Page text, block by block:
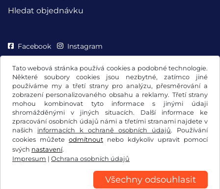
Tato webová stránka používá cookies a podobné technologie.
Některé soubory cookies jsou nezbytné, zatímco jiné
používáme my a třetí strany pro analýzu, přesměrování a
zobrazení personalizovaného obsahu a reklamy. Třetí strany
mohou kombinovat tyto informace s jinými údaji
shromážděnými v jiných situacích. Další informace ke
zpracování osobních údajů námi a třetími stranami najdete v
našich informacích k ochraně osobních údajů. Používání
cookies můžete odmítnout nebo kdykoliv upravit pomocí
svých nastavení.
Impresum | Ochrana osobních údajů
Všechny odsouhlasit
Hledat objednávku
Facebook Instagram
Všeobecné obchodní podmínky / Právo na odstoupení od
smlouvy
Nastavení cookies Impresum